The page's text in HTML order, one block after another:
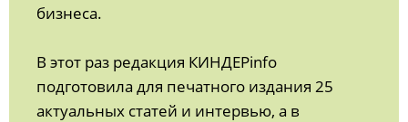
бизнеса.
В этот раз редакция КИНДЕРinfo
подготовила для печатного издания 25
актуальных статей и интервью, а в